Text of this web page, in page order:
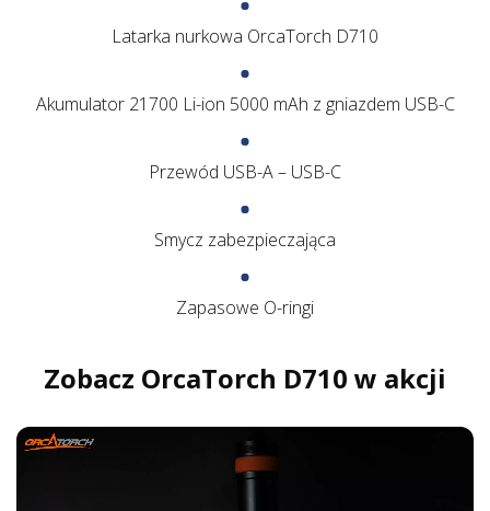
Latarka nurkowa OrcaTorch D710
Akumulator 21700 Li-ion 5000 mAh z gniazdem USB-C
Przewód USB-A – USB-C
Smycz zabezpieczająca
Zapasowe O-ringi
Zobacz OrcaTorch D710 w akcji